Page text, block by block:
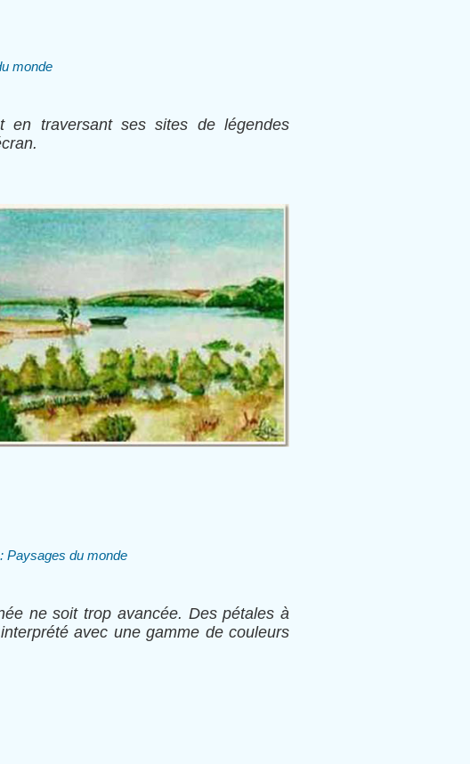
monde
en traversant ses sites de légendes
Paysages du monde
ne soit trop avancée. Des pétales à
avec une gamme de couleurs